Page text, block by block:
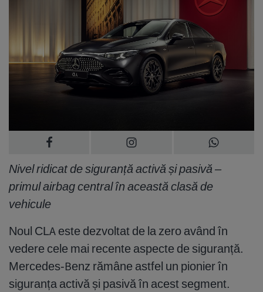
Nivel ridicat de siguranță activă și pasivă –
primul airbag central în această clasă de
vehicule
Noul CLA este dezvoltat de la zero având în
vedere cele mai recente aspecte de siguranță.
Mercedes-Benz rămâne astfel un pionier în
siguranța activă și pasivă în acest segment.